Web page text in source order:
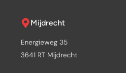
Mijdrecht
Energieweg 35
3641 RT Mijdrecht